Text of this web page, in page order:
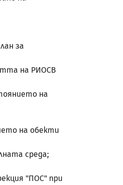
за
на РИОСВ
на
на обекти
среда;
"ПОС" при